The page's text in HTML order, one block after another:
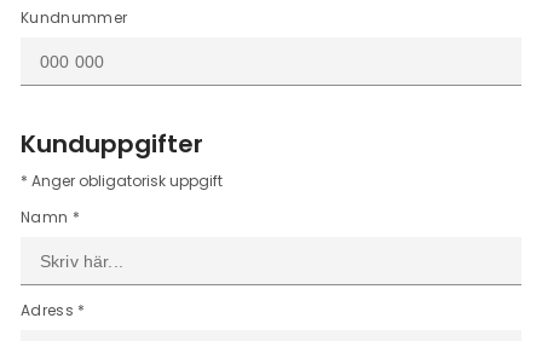
Kundnummer
Kunduppgifter
* Anger obligatorisk uppgift
Namn *
Adress *